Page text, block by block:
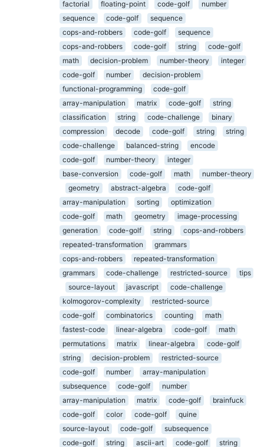
factorial
floating-point code-golf
number
sequence
code-golf
sequence
cops-and-robbers
code-golf
sequence
cops-and-robbers
code-golf string
code-golf
math
decision-problem number-theory
integer
code-golf
number
decision-problem
functional-programming
code-golf
array-manipulation
matrix code-golf
string
classification
string code-challenge
binary
compression
decode code-golf string
string
code-challenge
balanced-string
encode
code-golf
number-theory
integer
base-conversion
code-golf math
number-theory
geometry
abstract-algebra
code-golf
array-manipulation
sorting
optimization
code-golf
math geometry
image-processing
generation
code-golf string
cops-and-robbers
repeated-transformation
grammars
cops-and-robbers
repeated-transformation
grammars
code-challenge restricted-source
tips
source-layout
javascript
code-challenge
kolmogorov-complexity
restricted-source
code-golf
combinatorics counting
math
fastest-code
linear-algebra code-golf
math
permutations
matrix linear-algebra
code-golf
string
decision-problem
restricted-source
code-golf
number
array-manipulation
subsequence
code-golf
number
array-manipulation
matrix code-golf
brainfuck
code-golf
color code-golf
quine
source-layout
code-golf
subsequence
code-golf
string ascii-art code-golf
string